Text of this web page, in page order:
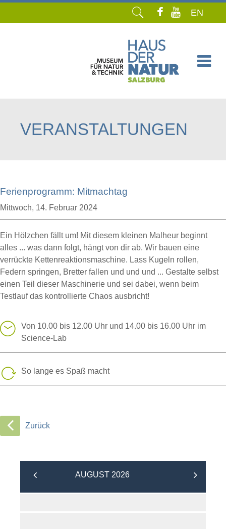
EN
VERANSTALTUNGEN
Ferienprogramm: Mitmachtag
Mittwoch, 14. Februar 2024
Ein Hölzchen fällt um! Mit diesem kleinen Malheur beginnt
alles ... was dann folgt, hängt von dir ab. Wir bauen eine
verrückte Kettenreaktionsmaschine. Lass Kugeln rollen,
Federn springen, Bretter fallen und und und ... Gestalte selbst
einen Teil dieser Maschinerie und sei dabei, wenn beim
Testlauf das kontrollierte Chaos ausbricht!
Von 10.00 bis 12.00 Uhr und 14.00 bis 16.00 Uhr im
Science-Lab
So lange es Spaß macht
Zurück
AUGUST 2026